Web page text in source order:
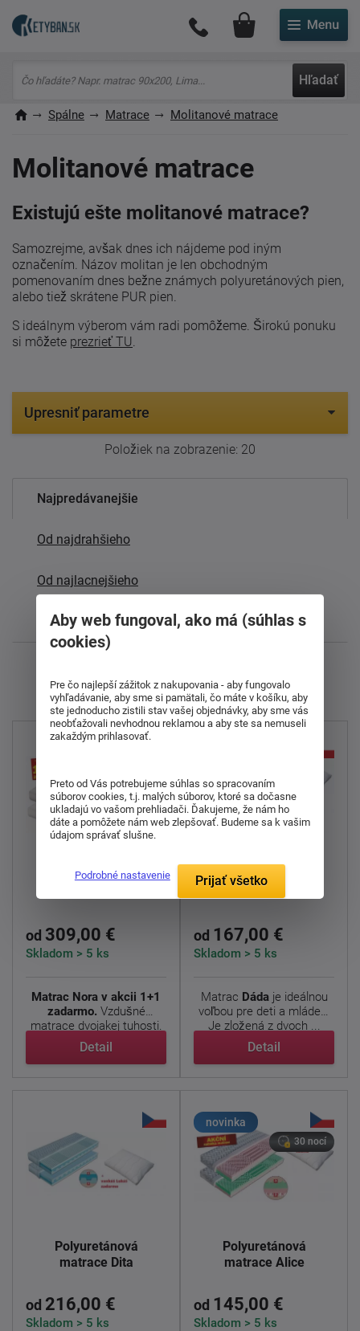
Hľadať
Môj účet
Spálne Matrace Molitanové matrace
Molitanové matrace
Existujú ešte molitanové matrace?
Samozrejme, avšak dnes ich nájdeme pod iným
označením. Názov molitan je len obchodným
pomenovaním dnes bežne známych polyuretánových pien,
alebo tiež skrátene PUR pien.
S ideálnym výberom vám radi pomôžeme. Širokú ponuku
si môžete prezrieť TU.
Upresniť parametre
Položiek na zobrazenie: 20
Najpredávanejšie
Od najdrahšieho
Od najlacnejšieho
Najnovšie
doprava
zdarma
Polyuretánová
od 309,00 €
Skladom > 5 ks
Matrac Nora v akcii 1+1
zadarmo. Vzdušné
matrace dvojakej tuhosti.
...
Detail
Polyuretánová
matrace Dáda
od 167,00 €
Skladom > 5 ks
Matrac Dádaje ideálnou
voľbou pre deti a mládež.
Je zložená z dvoch ...
Detail
Polyuretánová
matrace Dita
od 216,00 €
Skladom > 5 ks
novinka
30 nocí
Polyuretánová
matrace Alice
od 145,00 €
Skladom > 5 ks
Aby web fungoval, ako má (súhlas s
cookies)
Pre čo najlepší zážitok z nakupovania - aby fungovalo
vyhľadávanie, aby sme si pamätali, čo máte v košíku, aby
ste jednoducho zistili stav vašej objednávky, aby sme vás
neobťažovali nevhodnou reklamou a aby ste sa nemuseli
zakaždým prihlasovať.
Preto od Vás potrebujeme súhlas so spracovaním
súborov cookies, t.j. malých súborov, ktoré sa dočasne
ukladajú vo vašom prehliadači. Ďakujeme, že nám ho
dáte a pomôžete nám web zlepšovať. Budeme sa k vašim
údajom správať slušne.
Podrobné nastavenie Prijať všetko